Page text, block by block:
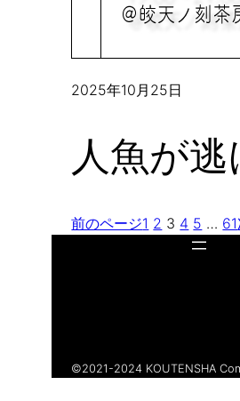
2025年10月25日
人魚が逃
前のページ1 2 3 4 5 … 61
©︎2021-2024 KOUTENSHA